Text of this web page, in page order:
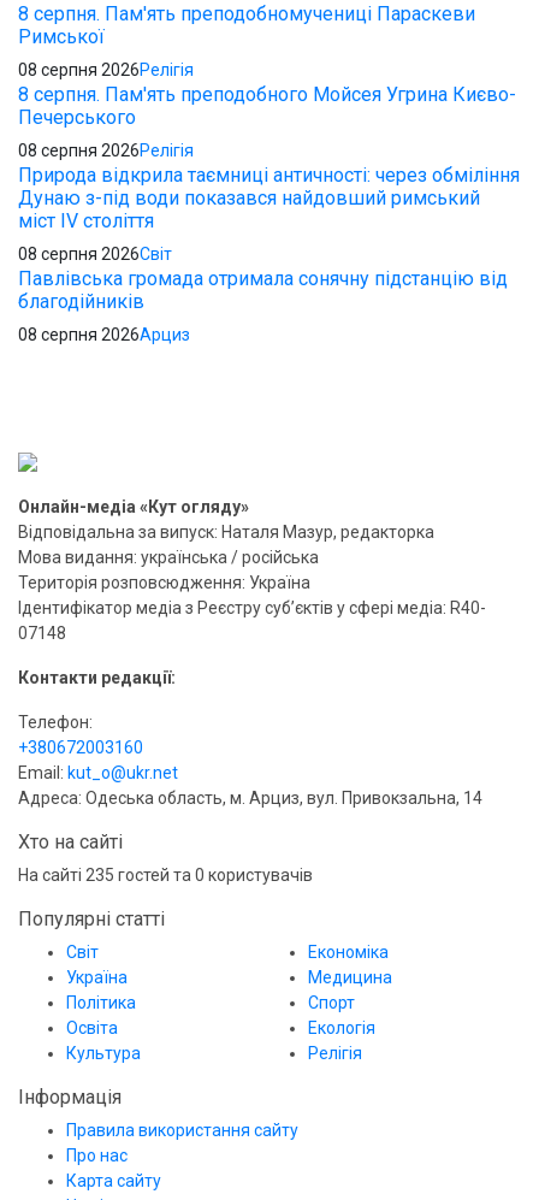
8 серпня. Пам'ять преподобномучениці Параскеви
Римської
08 серпня 2026Релігія
8 серпня. Пам'ять преподобного Мойсея Угрина Києво-
Печерського
08 серпня 2026Релігія
Природа відкрила таємниці античності: через обміління
Дунаю з-під води показався найдовший римський
міст IV століття
08 серпня 2026Світ
Павлівська громада отримала сонячну підстанцію від
благодійників
08 серпня 2026Арциз
Онлайн-медіа «Кут огляду»
Відповідальна за випуск: Наталя Мазур, редакторка
Мова видання: українська / російська
Територія розповсюдження: Україна
Ідентифікатор медіа з Реєстру суб’єктів у сфері медіа: R40-
07148
Контакти редакції:
Телефон:
+380672003160
Email: kut_o@ukr.net
Адреса: Одеська область, м. Арциз, вул. Привокзальна, 14
Хто на сайті
На сайті 235 гостей та 0 користувачів
Популярні статті
Світ
Україна
Політика
Освіта
Культура
Економіка
Медицина
Спорт
Екологія
Релігія
Інформація
Правила використання сайту
Про нас
Карта сайту